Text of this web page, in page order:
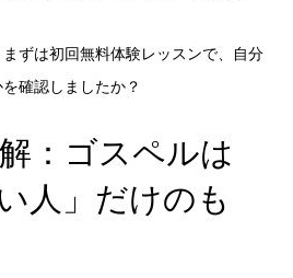
まずは初回無料体験レッスンで、自分
確認しましたか？
：ゴスペルは
人」だけのも